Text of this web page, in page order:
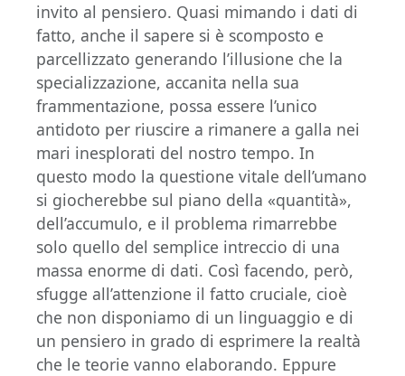
invito al pensiero. Quasi mimando i dati di
fatto, anche il sapere si è scomposto e
parcellizzato generando l’illusione che la
specializzazione, accanita nella sua
frammentazione, possa essere l’unico
antidoto per riuscire a rimanere a galla nei
mari inesplorati del nostro tempo. In
questo modo la questione vitale dell’umano
si giocherebbe sul piano della «quantità»,
dell’accumulo, e il problema rimarrebbe
solo quello del semplice intreccio di una
massa enorme di dati. Così facendo, però,
sfugge all’attenzione il fatto cruciale, cioè
che non disponiamo di un linguaggio e di
un pensiero in grado di esprimere la realtà
che le teorie vanno elaborando. Eppure